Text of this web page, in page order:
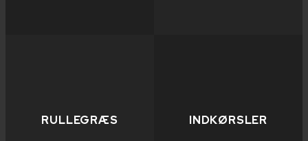
RULLEGRÆS INDKØRSLER